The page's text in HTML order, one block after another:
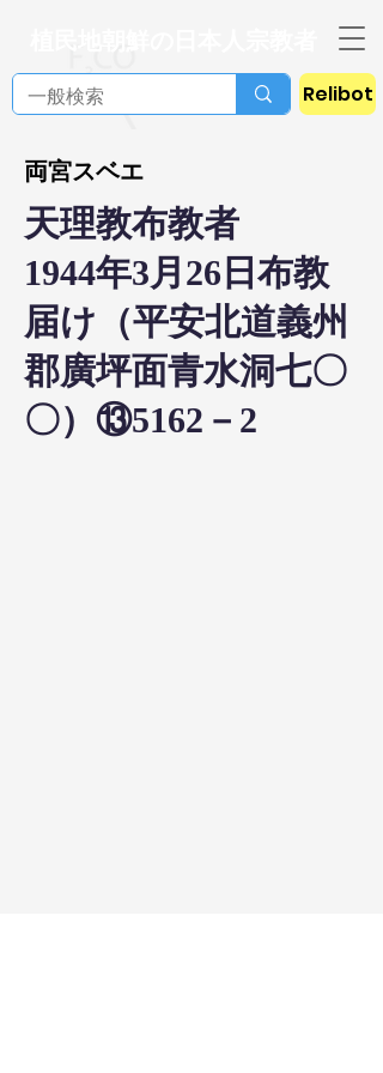
Relibot
両宮スベエ
天理教布教者
1944年3月26日布教
届け（平安北道義州
郡廣坪面青水洞七〇
〇）⑬5162－2